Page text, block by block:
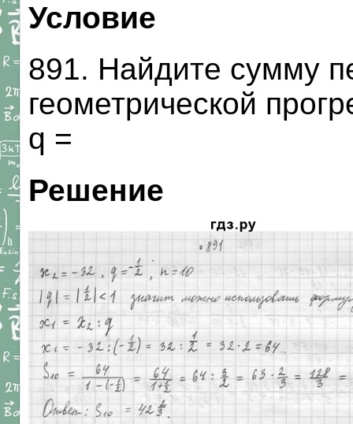
Условие
891. Найдите сумму
геометрической
q =
Решение